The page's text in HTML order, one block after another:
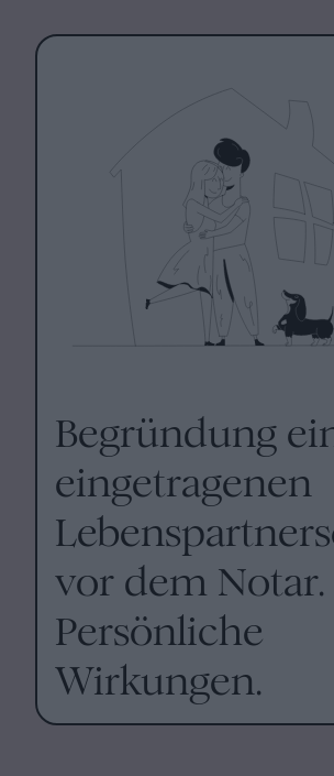
Begründung
eingetragenen
vor dem Notar.
Persönliche
Wirkungen.